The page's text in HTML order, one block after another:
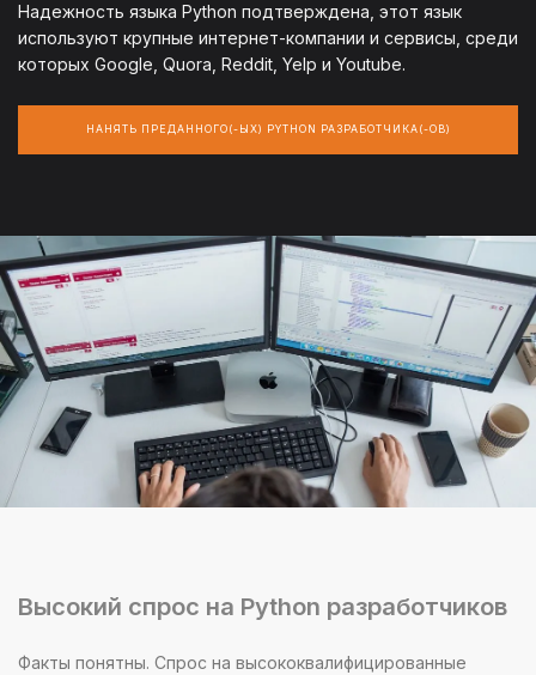
Надежность языка Python подтверждена, этот язык
используют крупные интернет-компании и сервисы, среди
которых Google, Quora, Reddit, Yelp и Youtube.
НАНЯТЬ ПРЕДАННОГО(-ЫХ) PYTHON РАЗРАБОТЧИКА(-ОВ)
Высокий спрос на Python разработчиков
Факты понятны. Спрос на высококвалифицированные